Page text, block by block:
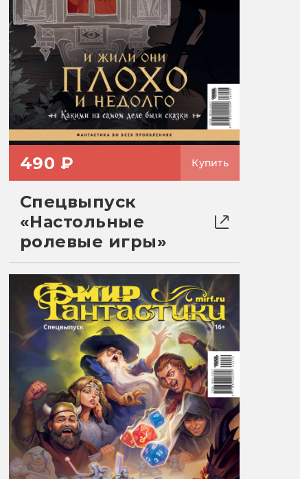
490 ₽ Купить
Спецвыпуск
«Настольные
ролевые игры»